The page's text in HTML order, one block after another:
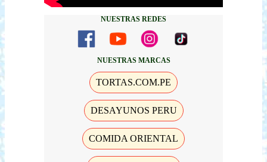
NUESTRAS REDES
NUESTRAS MARCAS
TORTAS.COM.PE
DESAYUNOS PERU
COMIDA ORIENTAL